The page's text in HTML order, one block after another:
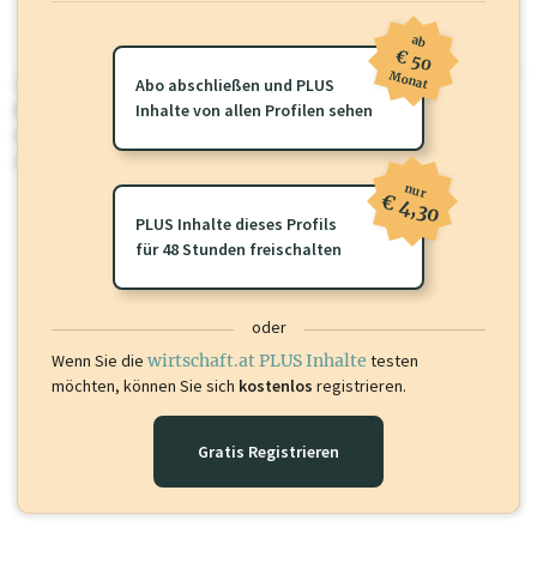
wirtschaft.at PLUS
Für dieses Profil gibt es zusätzlichewirtschaft.at PLUS Inhalte
oder loggen Sie sich ein um diese Inhalte zu sehen.
Abo abschließen und PLUS
Inhalte von allen Profilen sehen
ab
€ 50
Monat
PLUS Inhalte dieses Profils
für 48 Stunden freischalten
nur
€ 4,30
oder
Wenn Sie die wirtschaft.at PLUS Inhalte testen
möchten, können Sie sich kostenlos registrieren.
Gratis Registrieren